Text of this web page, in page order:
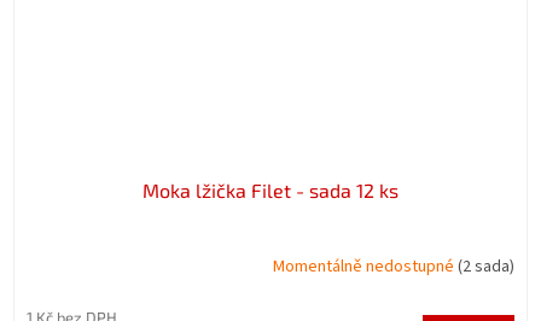
Moka lžička Filet - sada 12 ks
Momentálně nedostupné (2 sada)